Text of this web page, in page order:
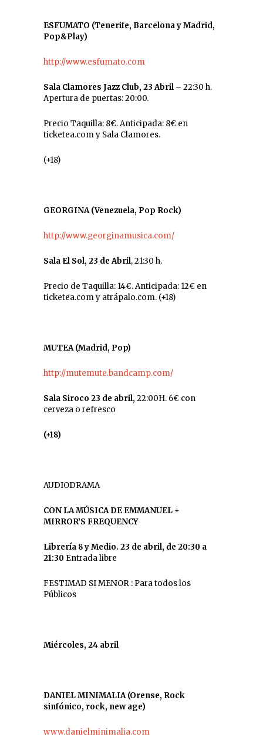
ESFUMATO (Tenerife, Barcelona y Madrid,
Pop&Play)
http://www.esfumato.com
Sala Clamores Jazz Club, 23 Abril – 22:30 h.
Apertura de puertas: 20:00.
Precio Taquilla: 8€. Anticipada: 8€ en
ticketea.com y Sala Clamores.
(+18)
GEORGINA (Venezuela, Pop Rock)
http://www.georginamusica.com/
Sala El Sol, 23 de Abril, 21:30 h.
Precio de Taquilla: 14€. Anticipada: 12€ en
ticketea.com y atrápalo.com. (+18)
MUTEA (Madrid, Pop)
http://mutemute.bandcamp.com/
Sala Siroco 23 de abril, 22:00H. 6€ con
cerveza o refresco
(+18)
AUDIODRAMA
CON LA MÚSICA DE EMMANUEL +
MIRROR’S FREQUENCY
Librería 8 y Medio. 23 de abril, de 20:30 a
21:30 Entrada libre
FESTIMAD SI MENOR : Para todos los
Públicos
Miércoles, 24 abril
DANIEL MINIMALIA (Orense, Rock
sinfónico, rock, new age)
www.danielminimalia.com